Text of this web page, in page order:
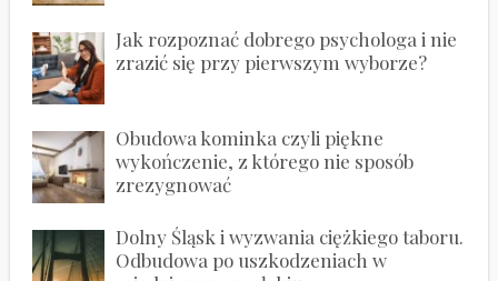
Jak rozpoznać dobrego psychologa i nie
zrazić się przy pierwszym wyborze?
Obudowa kominka czyli piękne
wykończenie, z którego nie sposób
zrezygnować
Dolny Śląsk i wyzwania ciężkiego taboru.
Odbudowa po uszkodzeniach w